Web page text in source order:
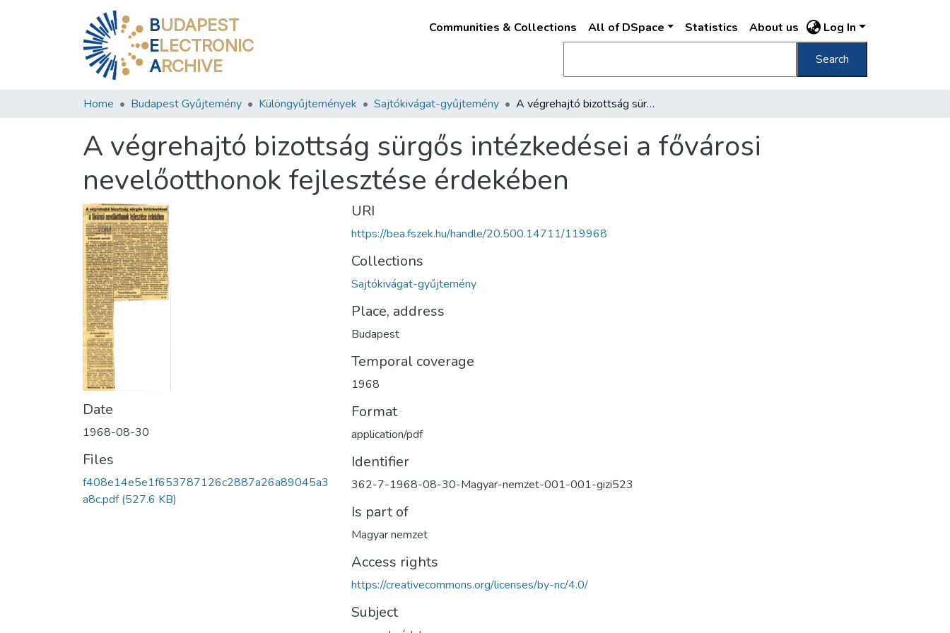
BUDAPEST
ELECTRONIC
ARCHIVE
Communities & Collections All of DSpace Statistics About us Log In
Search
Home Budapest Gyűjtemény Különgyűjtemények Sajtókivágat-gyűjtemény A végrehajtó bizottság sürgős intézkedései a fővárosi nevelőotthonok fejlesztése érdekében
A végrehajtó bizottság sürgős intézkedései a fővárosi
nevelőotthonok fejlesztése érdekében
Date
1968-08-30
Files
f408e14e5e1f653787126c2887a26a89045a3
a8c.pdf(527.6 KB)
URI
https://bea.fszek.hu/handle/20.500.14711/119968
Collections
Sajtókivágat-gyűjtemény
Place, address
Budapest
Temporal coverage
1968
Format
application/pdf
Identifier
362-7-1968-08-30-Magyar-nemzet-001-001-gizi523
Is part of
Magyar nemzet
Access rights
https://creativecommons.org/licenses/by-nc/4.0/
Subject